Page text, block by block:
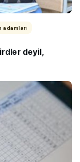
adamları
deyil,